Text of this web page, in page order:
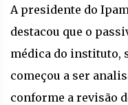
A presidente do
destacou que o
médica do instituto,
começou a ser
conforme a revisão